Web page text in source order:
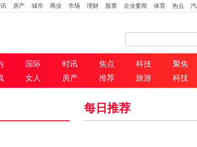
房产 城市 商业 市场 理财 股票 企业要闻 体育 热点
国际 时讯 焦点 科技 聚焦
女人 房产 推荐 旅游 科技
每日推荐